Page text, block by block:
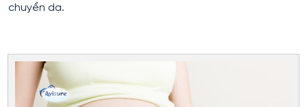
chuyển dạ.